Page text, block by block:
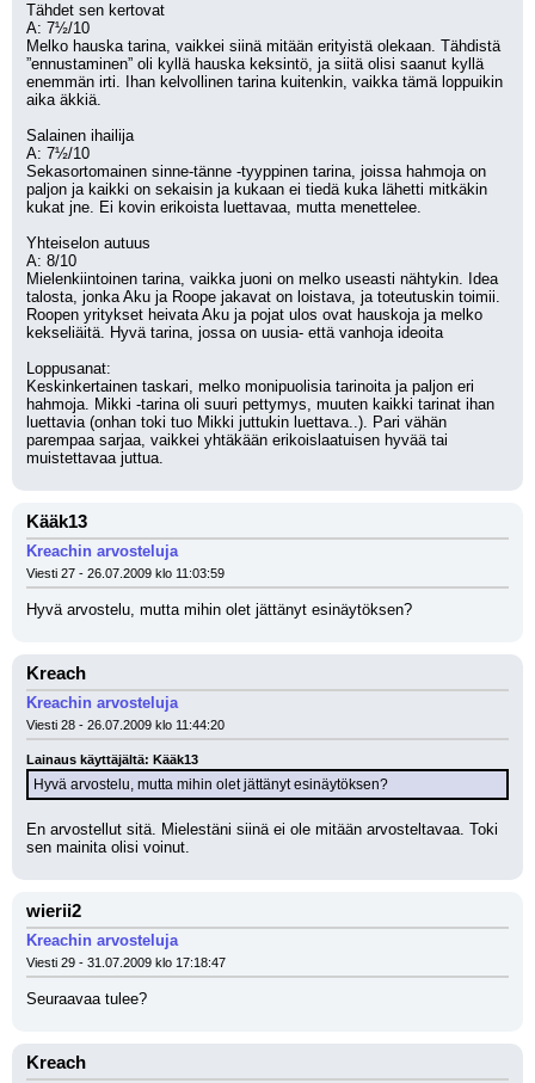
Tähdet sen kertovat
A: 7½/10
Melko hauska tarina, vaikkei siinä mitään erityistä olekaan. Tähdistä
”ennustaminen” oli kyllä hauska keksintö, ja siitä olisi saanut kyllä
enemmän irti. Ihan kelvollinen tarina kuitenkin, vaikka tämä loppuikin
aika äkkiä.
Salainen ihailija
A: 7½/10
Sekasortomainen sinne-tänne -tyyppinen tarina, joissa hahmoja on
paljon ja kaikki on sekaisin ja kukaan ei tiedä kuka lähetti mitkäkin
kukat jne. Ei kovin erikoista luettavaa, mutta menettelee.
Yhteiselon autuus
A: 8/10
Mielenkiintoinen tarina, vaikka juoni on melko useasti nähtykin. Idea
talosta, jonka Aku ja Roope jakavat on loistava, ja toteutuskin toimii.
Roopen yritykset heivata Aku ja pojat ulos ovat hauskoja ja melko
kekseliäitä. Hyvä tarina, jossa on uusia- että vanhoja ideoita
Loppusanat:
Keskinkertainen taskari, melko monipuolisia tarinoita ja paljon eri
hahmoja. Mikki -tarina oli suuri pettymys, muuten kaikki tarinat ihan
luettavia (onhan toki tuo Mikki juttukin luettava..). Pari vähän
parempaa sarjaa, vaikkei yhtäkään erikoislaatuisen hyvää tai
muistettavaa juttua.
Kääk13
Kreachin arvosteluja
Viesti 27 - 26.07.2009 klo 11:03:59
Hyvä arvostelu, mutta mihin olet jättänyt esinäytöksen?
Kreach
Kreachin arvosteluja
Viesti 28 - 26.07.2009 klo 11:44:20
Lainaus käyttäjältä: Kääk13
Hyvä arvostelu, mutta mihin olet jättänyt esinäytöksen?
En arvostellut sitä. Mielestäni siinä ei ole mitään arvosteltavaa. Toki
sen mainita olisi voinut.
wierii2
Kreachin arvosteluja
Viesti 29 - 31.07.2009 klo 17:18:47
Seuraavaa tulee?
Kreach